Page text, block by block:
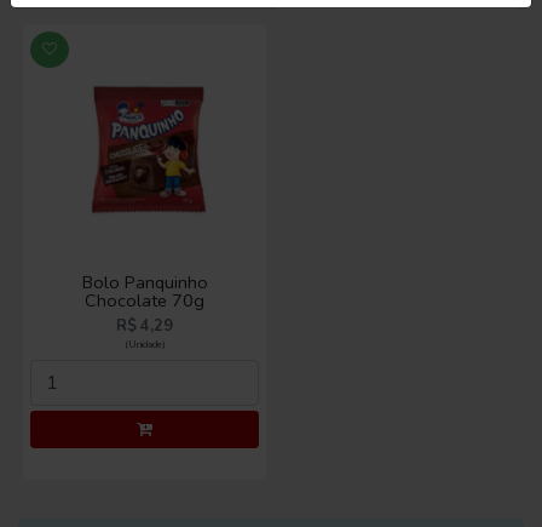
Bolo Panquinho
Chocolate 70g
R$ 4,29
(Unidade)